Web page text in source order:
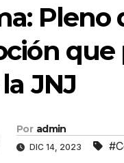
Pleno
que
JNJ
Por admin
DIC 14, 2023